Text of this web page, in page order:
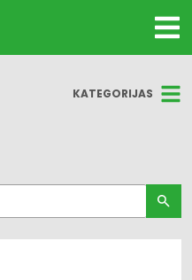
KATEGORIJAS